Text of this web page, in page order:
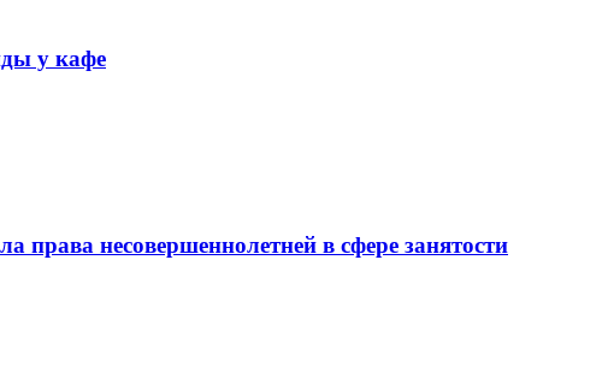
у кафе
права несовершеннолетней в сфере занятости